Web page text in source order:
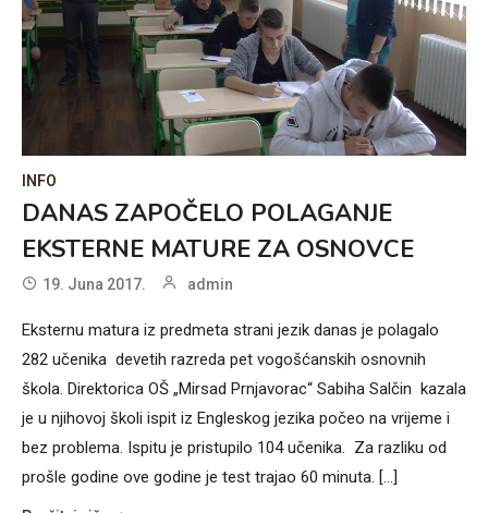
INFO
DANAS ZAPOČELO POLAGANJE
EKSTERNE MATURE ZA OSNOVCE
19. Juna 2017. admin
Eksternu matura iz predmeta strani jezik danas je polagalo
282 učenika devetih razreda pet vogošćanskih osnovnih
škola. Direktorica OŠ „Mirsad Prnjavorac“ Sabiha Salčin kazala
je u njihovoj školi ispit iz Engleskog jezika počeo na vrijeme i
bez problema. Ispitu je pristupilo 104 učenika. Za razliku od
prošle godine ove godine je test trajao 60 minuta. [...]